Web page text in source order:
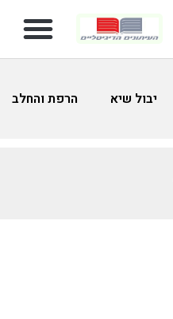
יבול שיא הרפת והחלב